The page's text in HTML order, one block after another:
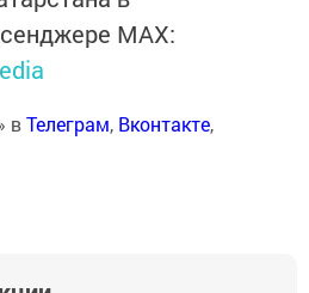
MАХ:
вТелеграм, Вконтакте,